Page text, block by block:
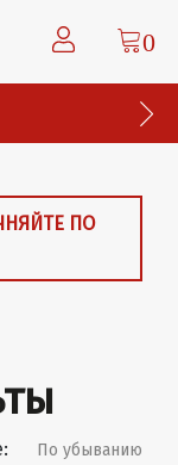
0
ПО
По убыванию